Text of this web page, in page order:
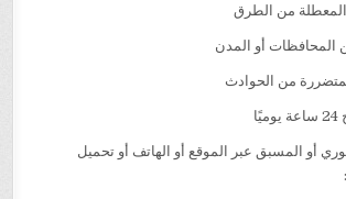
من الطرق
المحافظات أو المدن
من الحوادث
أو المسبق عبر الموقع أو الهاتف أو تحميل